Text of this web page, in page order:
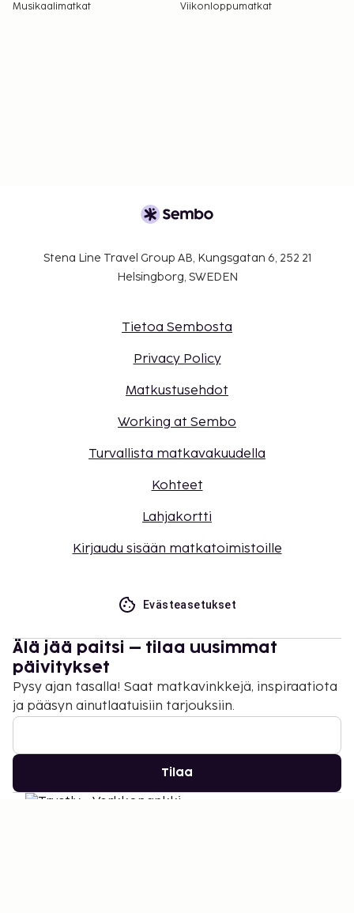
Musikaalimatkat
Viikonloppumatkat
Stena Line Travel Group AB, Kungsgatan 6, 252 21
Helsingborg, SWEDEN
Tietoa Sembosta
Privacy Policy
Matkustusehdot
Working at Sembo
Turvallista matkavakuudella
Kohteet
Lahjakortti
Kirjaudu sisään matkatoimistoille
Evästeasetukset
Älä jää paitsi – tilaa uusimmat
päivitykset
Pysy ajan tasalla! Saat matkavinkkejä, inspiraatiota
ja pääsyn ainutlaatuisiin tarjouksiin.
Tilaa